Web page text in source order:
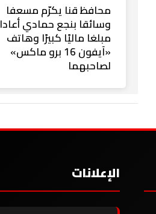
محافظ قنا يكرّم مسعفا
وسائقا بنجع حمادي أعادا
مبلغا ماليًا كبيرًا وهاتف
«آيفون 16 برو ماكس»
لصاحبهما
الإعلانات